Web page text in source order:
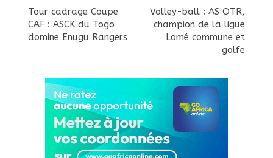
Tour cadrage Coupe
CAF : ASCK du Togo
domine Enugu Rangers
Volley-ball : AS OTR,
champion de la ligue
Lomé commune et
golfe